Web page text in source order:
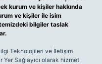
kurum ve kişiler hakkında
ve kişiler ile isim
bilgiler taslak
Teknolojileri ve İletişim
Yer Sağlayıcı olarak hizmet